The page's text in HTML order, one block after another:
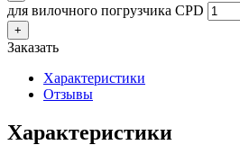
для вилочного погрузчика CPD
+
Заказать
Характеристики
Отзывы
Характеристики